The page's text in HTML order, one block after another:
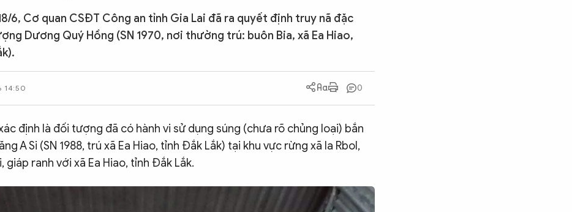
6, Cơ quan CSĐT Công an tỉnh Gia Lai đã ra quyết định truy nã đặc
Dương Quý Hồng (SN 1970, nơi thường trú: buôn Bia, xã Ea Hiao,
14:50 0
định là đối tượng đã có hành vi sử dụng súng (chưa rõ chủng loại) bắn
A Si (SN 1988, trú xã Ea Hiao, tỉnh Đắk Lắk) tại khu vực rừng xã Ia Rbol,
giáp ranh với xã Ea Hiao, tỉnh Đắk Lắk.